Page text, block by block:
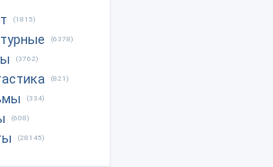
(1815)
(6378)
(3762)
(821)
(334)
(608)
(28145)